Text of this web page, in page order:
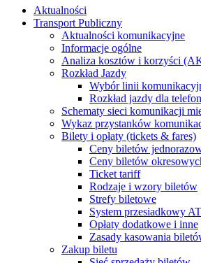
Aktualności
Transport Publiczny
Aktualności komunikacyjne
Informacje ogólne
Analiza kosztów i korzyści
Rozkład Jazdy
Wybór linii
Rozkład jazdy dla
Schematy sieci komunikacji
Wykaz przystanków
Bilety i opłaty (tickets & fares)
Ceny biletów
Ceny biletów
Ticket tariff
Rodzaje i wzory biletów
Strefy biletowe
System przesiadkowy AT
Opłaty dodatkowe i inne
Zasady kasowania
Zakup biletu